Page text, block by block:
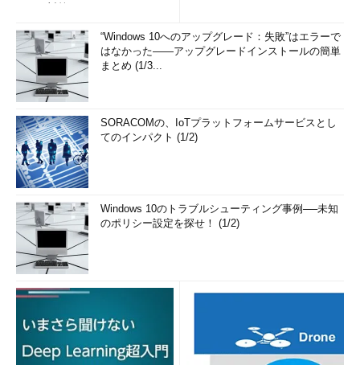
“Windows 10へのアップグレード：失敗”はエラーで
はなかった――アップグレードインストールの簡単
まとめ (1/3...
SORACOMの、IoTプラットフォームサービスとし
てのインパクト (1/2)
Windows 10のトラブルシューティング事例──未知
のポリシー設定を探せ！ (1/2)